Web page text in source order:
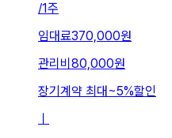
/1주
임대료370,000원
관리비 80,000원
장기계약 최대 ~5%할인